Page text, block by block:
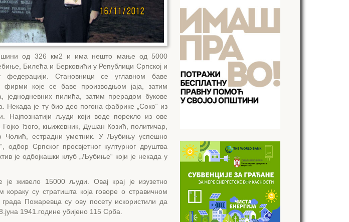
од 326 км2 и има нешто мање од 5000
Билећа и Берковићи у Републици Српској и
Становници се углавном баве
фирми које се баве производњом јаја, затим
једнодневних пилића, затим прерадом букове
Некада је ту био део погона фабрике „Соко“ из
људи који воде порекло из ове
Ђого, књижевник, Душан Козић, политичар,
Чолић, естрадни уметник. У Љубињу успешно
одбор Српског просвјетног културног друштва
је одбојкашки клуб „Љубиње“ који је некада у
живело 15000 људи. Овај крај је изузетно
су стратишта која говоре о стравичном
Пожаревца су ову посету искористили да
1941.године убијено 115 Срба.